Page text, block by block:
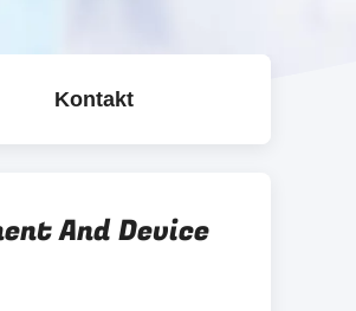
Kontakt
And Device